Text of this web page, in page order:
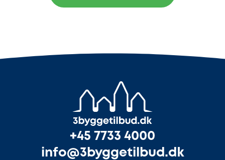
+45 7733 4000
info@3byggetilbud.dk